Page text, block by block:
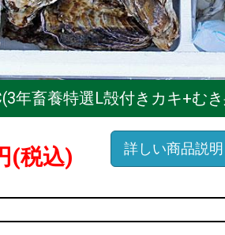
年畜養特選L殻付きカキ+む
(税込) 詳しい商品説明